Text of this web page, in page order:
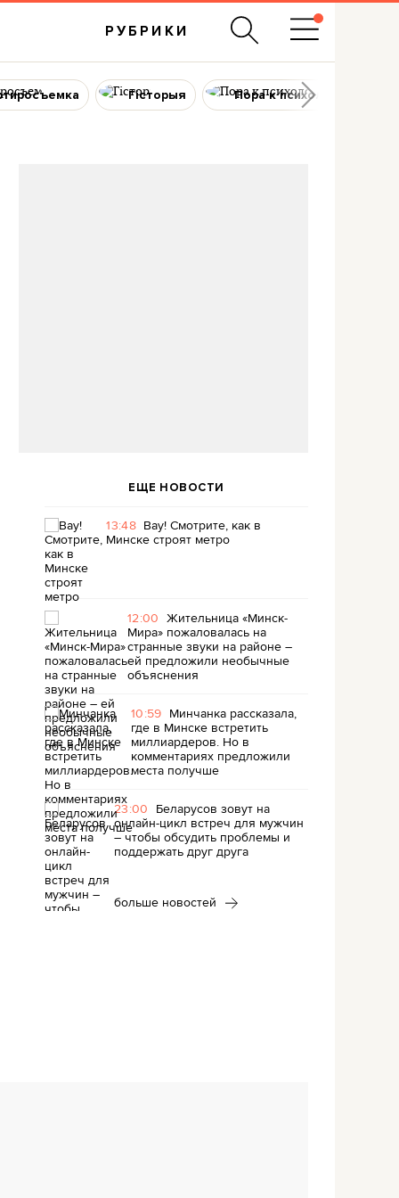
РУБРИКИ
Гісторыя Пора к психологу
ЕЩЕ НОВОСТИ
13:48 Вау! Смотрите, как в
Минске строят метро
12:00 Жительница «Минск-
Мира» пожаловалась на
странные звуки на районе –
ей предложили необычные
объяснения
10:59 Минчанка рассказала,
где в Минске встретить
миллиардеров. Но в
комментариях предложили
места получше
23:00 Беларусов зовут на
онлайн-цикл встреч для мужчин
– чтобы обсудить проблемы и
поддержать друг друга
больше новостей